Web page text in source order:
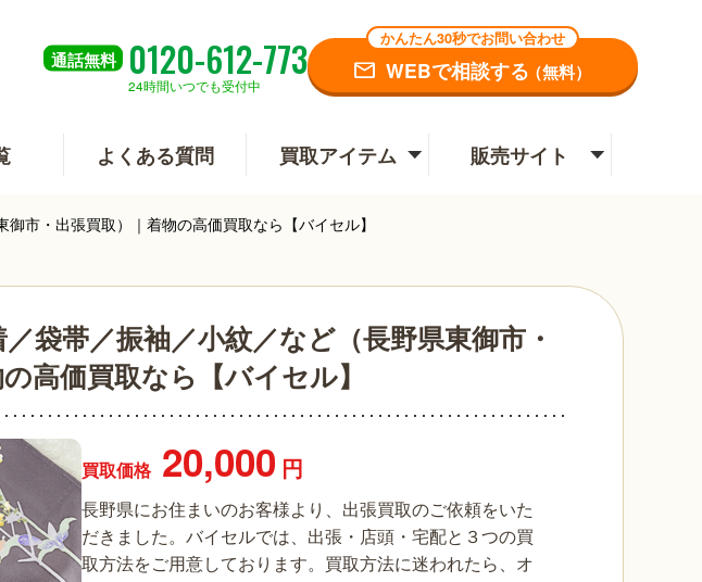
通話無料 0120-612-773
24時間いつでも受付中
かんたん30秒でお問い合わせ
WEBで相談する（無料）
よくある質問 買取アイテム 販売サイト
市・出張買取）｜着物の高価買取なら【バイセル】
袋帯／振袖／小紋／など（長野県東御市・
高価買取なら【バイセル】
買取価格 20,000 円
長野県にお住まいのお客様より、出張買取のご依頼をいた
だきました。バイセルでは、出張・店頭・宅配と３つの買
取方法をご用意しております。買取方法に迷われたら、オ